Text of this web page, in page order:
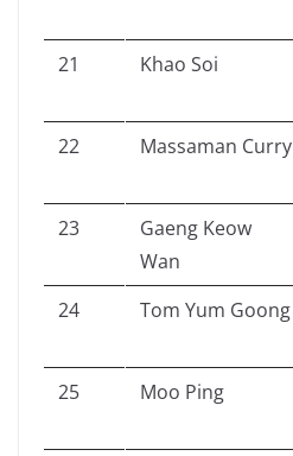
21
Khao Soi
22
Massaman Curry
23
Gaeng Keow
Wan
24
Tom Yum Goong
25
Moo Ping